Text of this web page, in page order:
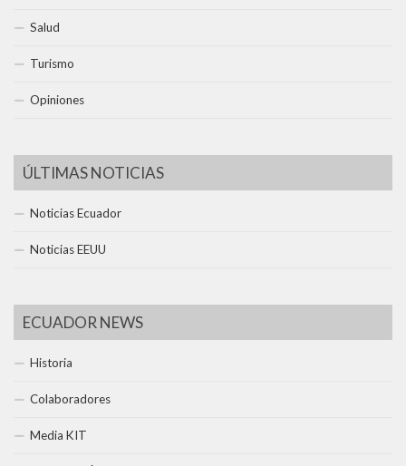
Salud
Turismo
Opiniones
ÚLTIMAS NOTICIAS
Noticias Ecuador
Noticias EEUU
ECUADOR NEWS
Historia
Colaboradores
Media KIT